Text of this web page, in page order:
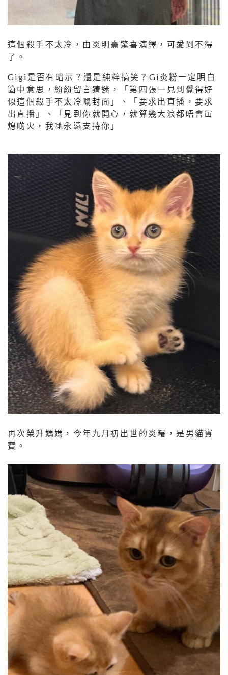
這個殺手不太冷，由炎明熹驚喜演繹，可愛到不得
了。
Gigi是否有暗示？還是純粹搞笑？Gi炎粉一定明白
箇中意思，紛紛留言猜迷，「第四張一見到覺得好
似這個殺手不太冷嘅封面」、「要求出直播，要求
出直播」、「見到你就開心，就算幾大浪都唔會冚
熄啲火，我哋永遠支持你」
再次榮升媽媽，今年九月初出世的炎曙，是男貓寶
寶。